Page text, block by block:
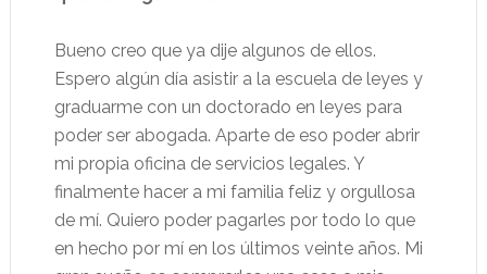
Bueno creo que ya dije algunos de ellos.
Espero algún día asistir a la escuela de leyes y
graduarme con un doctorado en leyes para
poder ser abogada. Aparte de eso poder abrir
mi propia oficina de servicios legales. Y
finalmente hacer a mi familia feliz y orgullosa
de mí. Quiero poder pagarles por todo lo que
en hecho por mí en los últimos veinte años. Mi